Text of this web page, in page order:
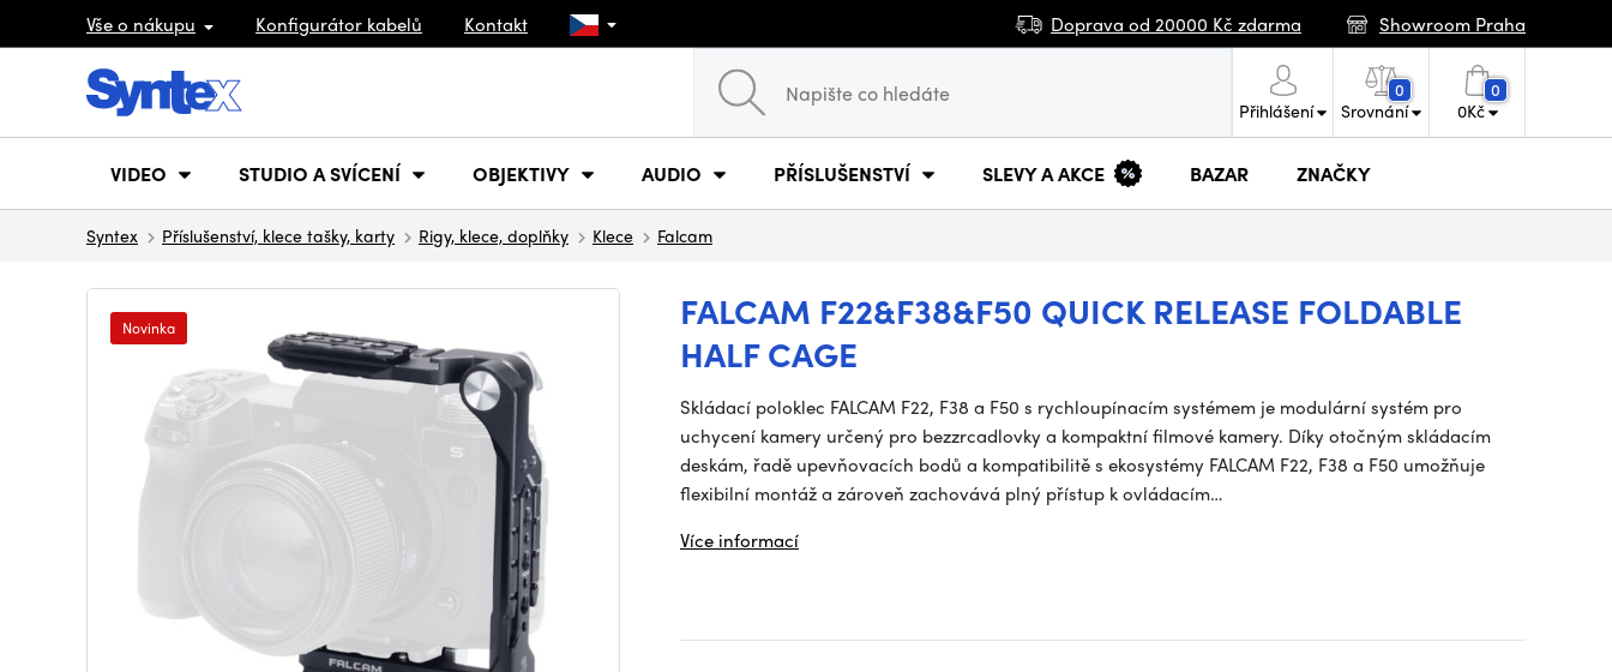
Vše o nákupu Konfigurátor kabelů Kontakt Doprava od 20000 Kč zdarma Showroom Praha
Přihlášení
0
Srovnání
0
0Kč
VIDEO STUDIO A SVÍCENÍ OBJEKTIVY AUDIO PŘÍSLUŠENSTVÍ SLEVY A AKCE BAZAR ZNAČKY
Syntex Příslušenství, klece tašky, karty Rigy, klece, doplňky Klece Falcam
FALCAM F22&F38&F50 QUICK RELEASE FOLDABLE
HALF CAGE
Novinka
Skládací poloklec FALCAM F22, F38 a F50 s rychloupínacím systémem je modulární systém pro
uchycení kamery určený pro bezzrcadlovky a kompaktní filmové kamery. Díky otočným skládacím
deskám, řadě upevňovacích bodů a kompatibilitě s ekosystémy FALCAM F22, F38 a F50 umožňuje
flexibilní montáž a zároveň zachovává plný přístup k ovládacím…
Více informací